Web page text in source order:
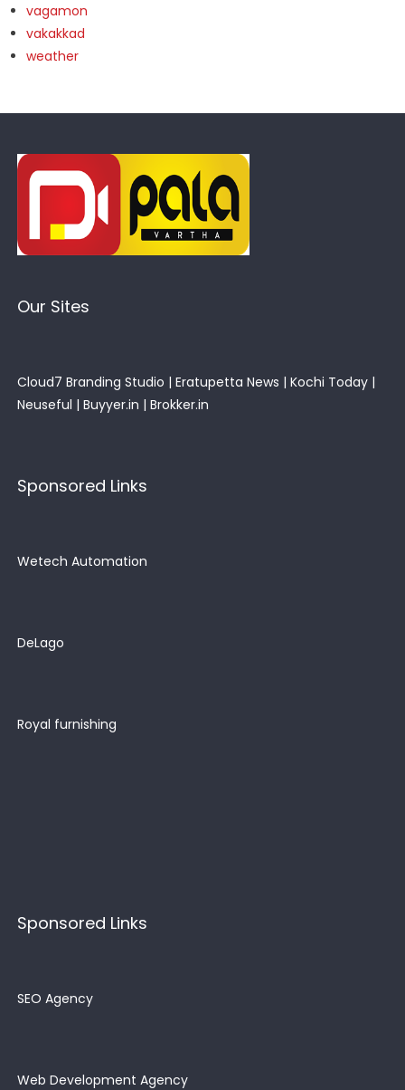
vagamon
vakakkad
weather
Our Sites
Cloud7 Branding Studio | Eratupetta News | Kochi Today |
Neuseful | Buyyer.in | Brokker.in
Sponsored Links
Wetech Automation
DeLago
Royal furnishing
Sponsored Links
SEO Agency
Web Development Agency